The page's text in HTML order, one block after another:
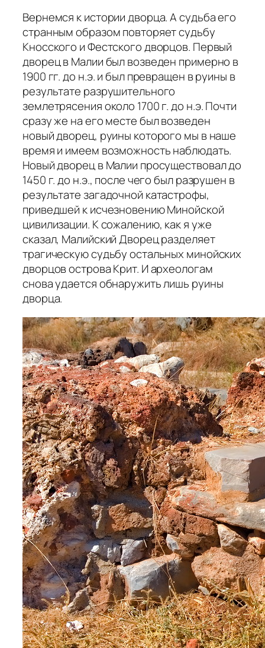
Вернемся к истории дворца. А судьба его
странным образом повторяет судьбу
Кносского и Фестского дворцов. Первый
дворец в Малии был возведен примерно в
1900 гг. до н.э. и был превращен в руины в
результате разрушительного
землетрясения около 1700 г. до н.э. Почти
сразу же на его месте был возведен
новый дворец, руины которого мы в наше
время и имеем возможность наблюдать.
Новый дворец в Малии просуществовал до
1450 г. до н.э., после чего был разрушен в
результате загадочной катастрофы,
приведшей к исчезновению Минойской
цивилизации. К сожалению, как я уже
сказал, Малийский Дворец разделяет
трагическую судьбу остальных минойских
дворцов острова Крит. И археологам
снова удается обнаружить лишь руины
дворца.